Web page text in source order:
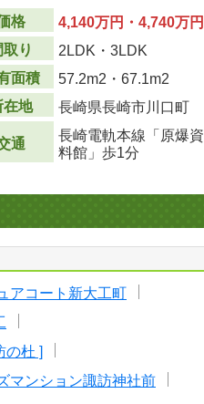
格
4,140万円・4,740万円
取り
2LDK・3LDK
面積
57.2m2 ・67.1m2
在地
長崎県長崎市川口町
通
長崎電軌本線「原爆資
料館」歩1分
アコート新大工町
の杜 ]
マンション諏訪神社前